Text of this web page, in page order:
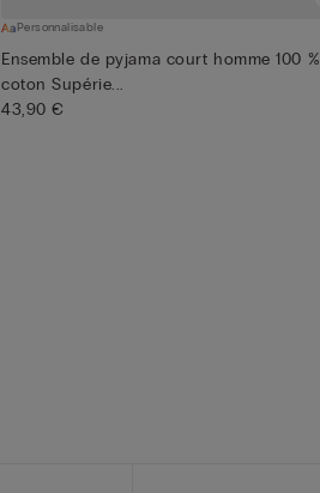
Personnalisable
Ensemble de pyjama court homme 100 %
coton Supérie...
43,90 €